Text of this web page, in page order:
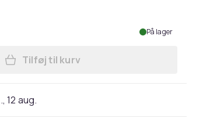
På lager
Læg 28 Years Later: The Bone
Tilføj til kurv
12 aug.